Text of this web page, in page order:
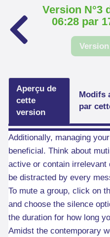
Version N°3
06:28 par
Aperçu de
cette
version
Modifs
par